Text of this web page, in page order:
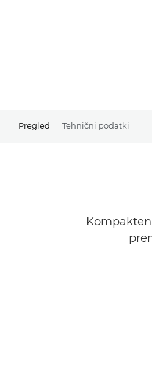
Pregled Tehnični podatki